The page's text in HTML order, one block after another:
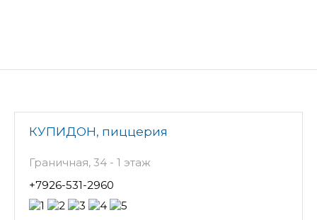
КУПИДОН, пиццерия
Граничная, 34 - 1 этаж
+7926-531-2960